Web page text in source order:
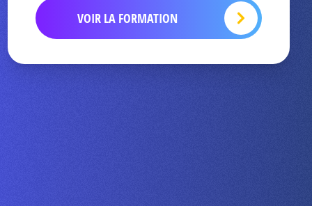
VOIR LA FORMATION